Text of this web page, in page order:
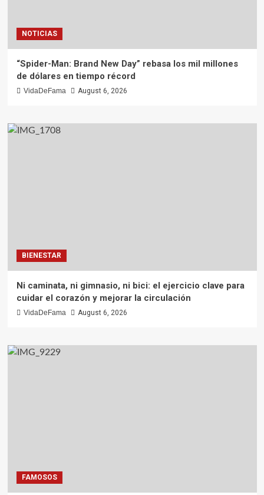
NOTICIAS
“Spider-Man: Brand New Day” rebasa los mil millones
de dólares en tiempo récord
VidaDeFama August 6, 2026
BIENESTAR
Ni caminata, ni gimnasio, ni bici: el ejercicio clave para
cuidar el corazón y mejorar la circulación
VidaDeFama August 6, 2026
FAMOSOS